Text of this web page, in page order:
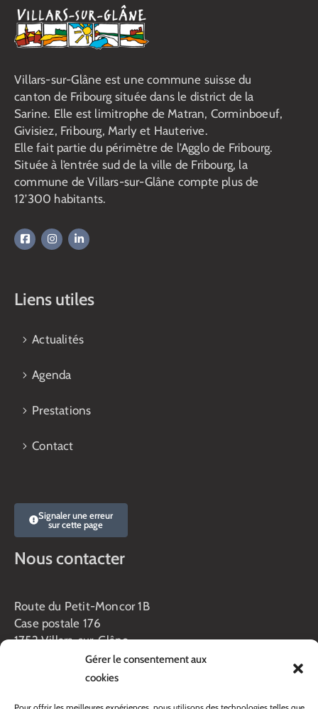
Gérer le consentement aux
cookies
Villars-sur-Glâne est une commune suisse du
canton de Fribourg située dans le district de la
Sarine. Elle est limitrophe de Matran, Corminboeuf,
Givisiez, Fribourg, Marly et Hauterive.
Elle fait partie du périmètre de l’Agglo de Fribourg.
Située à l’entrée sud de la ville de Fribourg, la
commune de Villars-sur-Glâne compte plus de
12’300 habitants.
Liens utiles
Actualités
Agenda
Prestations
Contact
Signaler une erreur
sur cette page
Nous contacter
Route du Petit-Moncor 1B
Case postale 176
1752 Villars-sur-Glâne
Lundi au jeudi :